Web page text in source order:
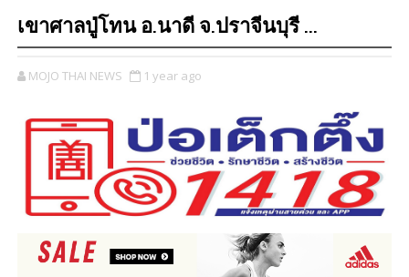
เขาศาลปู่โทน อ.นาดี จ.ปราจีนบุรี ...
MOJO THAI NEWS 1 year ago